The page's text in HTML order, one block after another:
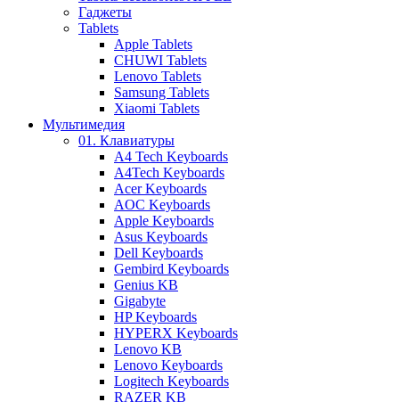
Гаджеты
Tablets
Apple Tablets
CHUWI Tablets
Lenovo Tablets
Samsung Tablets
Xiaomi Tablets
Мультимедия
01. Клавиатуры
A4 Tech Keyboards
A4Tech Keyboards
Acer Keyboards
AOC Keyboards
Apple Keyboards
Asus Keyboards
Dell Keyboards
Gembird Keyboards
Genius KB
Gigabyte
HP Keyboards
HYPERX Keyboards
Lenovo KB
Lenovo Keyboards
Logitech Keyboards
RAZER KB